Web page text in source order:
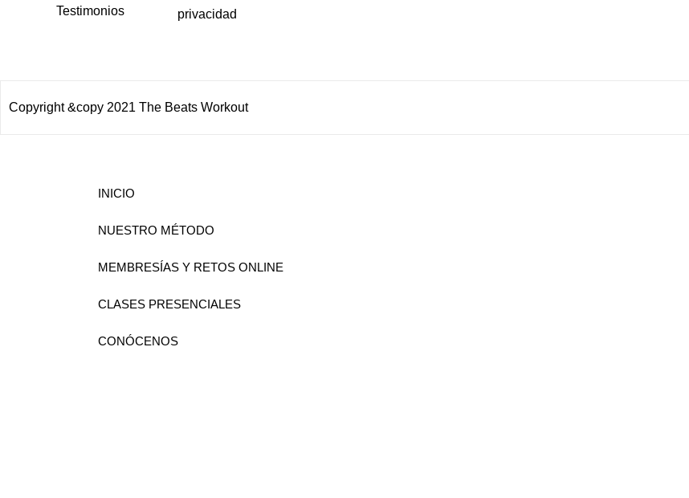
Testimonios
privacidad
Copyright &copy 2021 The Beats Workout
INICIO
NUESTRO MÉTODO
MEMBRESÍAS Y RETOS ONLINE
CLASES PRESENCIALES
CONÓCENOS